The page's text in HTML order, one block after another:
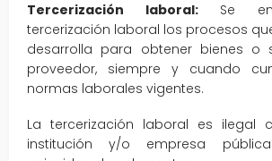
Tercerización laboral:Se
tercerización laboral los procesos
desarrolla para obtener bienes o
proveedor, siempre y cuando
normas laborales vigentes.
La tercerización laboral es ilegal
institución y/o empresa